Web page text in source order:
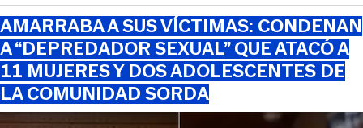
AMARRABA A SUS VÍCTIMAS: CONDENAN
A “DEPREDADOR SEXUAL” QUE ATACÓ A
11 MUJERES Y DOS ADOLESCENTES DE
LA COMUNIDAD SORDA